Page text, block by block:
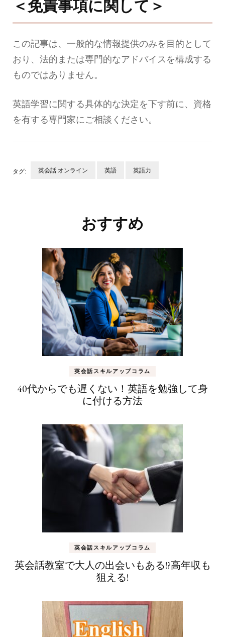
＜免責事項に関して＞
この記事は、一般的な情報提供のみを目的として
おり、法的または専門的なアドバイスを構成する
ものではありません。
英語学習に関する具体的な決定を下す前に、資格
を有する専門家にご相談ください。
タグ: 英会話 オンライン 英語 英語力
おすすめ
英会話スキルアップコラム
40代からでも遅くない！英語を勉強して身
に付ける方法
英会話スキルアップコラム
英会話教室で大人の出会いもある!?高年収も
狙える!